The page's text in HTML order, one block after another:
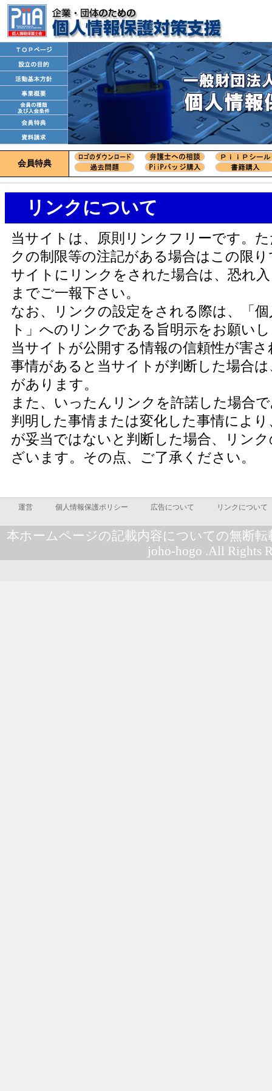
会員特典
リンクについて
当サイトは、原則リンクフリーです。
クの制限等の注記がある場合はこの限
サイトにリンクをされた場合は、恐れ
までご一報下さい。
なお、リンクの設定をされる際は、「
ト」へのリンクである旨明示をお願い
当サイトが公開する情報の信頼性が害
事情があると当サイトが判断した場合
があります。
また、いったんリンクを許諾した場合
判明した事情または変化した事情によ
が妥当ではないと判断した場合、リン
ざいます。その点、ご了承ください。
運営 個人情報保護ポリシー 広告について リンクについて
本ホームページの記載内容についての無断
joho-hogo .All Rights